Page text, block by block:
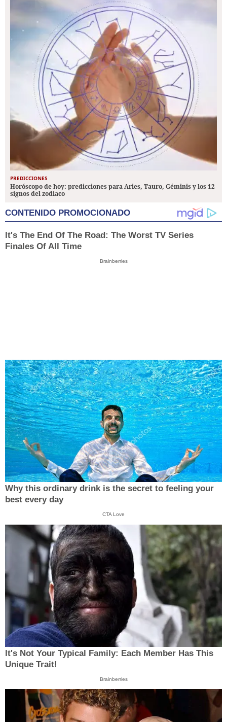
PREDICCIONES
Horóscopo de hoy: predicciones para Aries, Tauro, Géminis y los 12
signos del zodiaco
CONTENIDO PROMOCIONADO
It's The End Of The Road: The Worst TV Series
Finales Of All Time
Brainberries
Why this ordinary drink is the secret to feeling your
best every day
CTA Love
It's Not Your Typical Family: Each Member Has This
Unique Trait!
Brainberries